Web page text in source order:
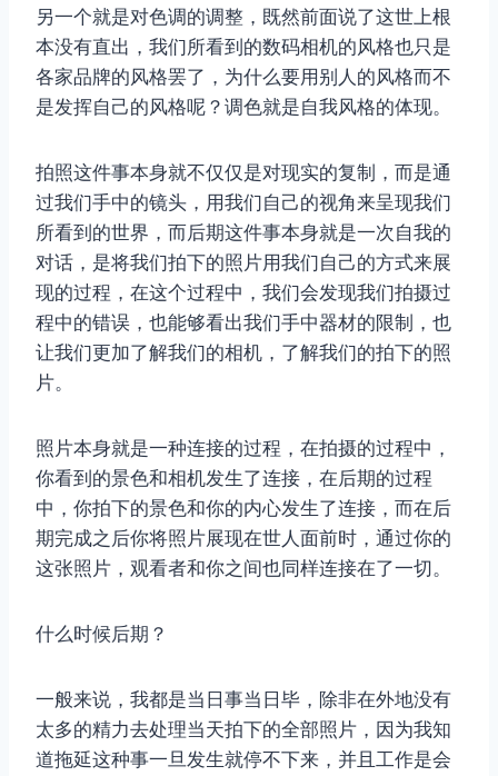
另一个就是对色调的调整，既然前面说了这世上根
本没有直出，我们所看到的数码相机的风格也只是
各家品牌的风格罢了，为什么要用别人的风格而不
是发挥自己的风格呢？调色就是自我风格的体现。
拍照这件事本身就不仅仅是对现实的复制，而是通
过我们手中的镜头，用我们自己的视角来呈现我们
所看到的世界，而后期这件事本身就是一次自我的
对话，是将我们拍下的照片用我们自己的方式来展
现的过程，在这个过程中，我们会发现我们拍摄过
程中的错误，也能够看出我们手中器材的限制，也
让我们更加了解我们的相机，了解我们的拍下的照
片。
照片本身就是一种连接的过程，在拍摄的过程中，
你看到的景色和相机发生了连接，在后期的过程
中，你拍下的景色和你的内心发生了连接，而在后
期完成之后你将照片展现在世人面前时，通过你的
这张照片，观看者和你之间也同样连接在了一切。
什么时候后期？
一般来说，我都是当日事当日毕，除非在外地没有
太多的精力去处理当天拍下的全部照片，因为我知
道拖延这种事一旦发生就停不下来，并且工作是会